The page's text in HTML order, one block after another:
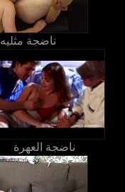
ناضجة مثليه
ناضجة العهرة